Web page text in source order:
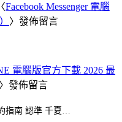
Facebook Messenger 電腦
〉發佈留言
電腦版官方下載 2026 最
〉發佈留言
指南 認準 千夏…